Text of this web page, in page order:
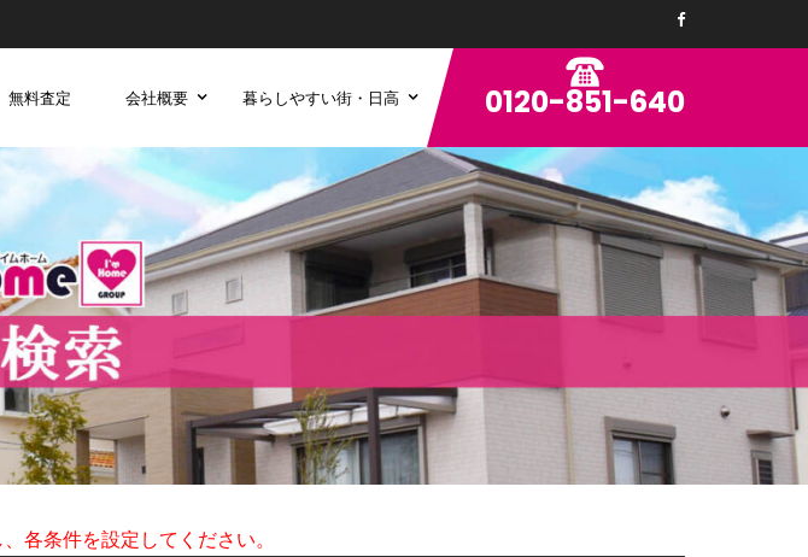
無料査定 会社概要 暮らしやすい街・日高 0120-851-640
各条件を設定してください。